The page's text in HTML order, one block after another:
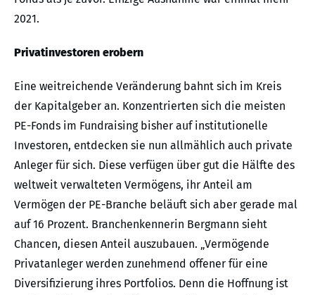
2021.
Privatinvestoren erobern
Eine weitreichende Veränderung bahnt sich im Kreis
der Kapitalgeber an. Konzentrierten sich die meisten
PE-Fonds im Fundraising bisher auf institutionelle
Investoren, entdecken sie nun allmählich auch private
Anleger für sich. Diese verfügen über gut die Hälfte des
weltweit verwalteten Vermögens, ihr Anteil am
Vermögen der PE-Branche beläuft sich aber gerade mal
auf 16 Prozent. Branchenkennerin Bergmann sieht
Chancen, diesen Anteil auszubauen. „Vermögende
Privatanleger werden zunehmend offener für eine
Diversifizierung ihres Portfolios. Denn die Hoffnung ist